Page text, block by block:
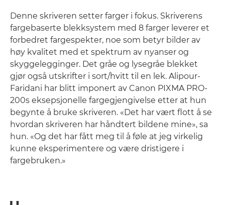
Denne skriveren setter farger i fokus. Skriverens
fargebaserte blekksystem med 8 farger leverer et
forbedret fargespekter, noe som betyr bilder av
høy kvalitet med et spektrum av nyanser og
skyggelegginger. Det gråe og lysegråe blekket
gjør også utskrifter i sort/hvitt til en lek. Alipour-
Faridani har blitt imponert av Canon PIXMA PRO-
200s eksepsjonelle fargegjengivelse etter at hun
begynte å bruke skriveren. «Det har vært flott å se
hvordan skriveren har håndtert bildene mine», sa
hun. «Og det har fått meg til å føle at jeg virkelig
kunne eksperimentere og være dristigere i
fargebruken.»